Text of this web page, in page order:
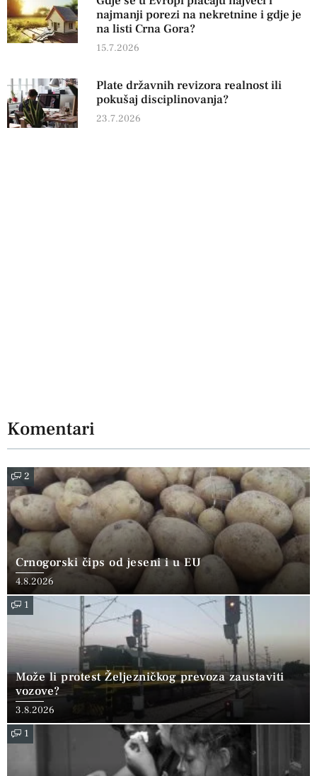
najmanji porezi na nekretnine i gdje je
na listi Crna Gora?
15.7.2026
Plate državnih revizora realnost ili
pokušaj disciplinovanja?
23.7.2026
Komentari
2
Crnogorski čips od jeseni i u EU
4.8.2026
1
Može li protest Željezničkog prevoza zaustaviti
vozove?
3.8.2026
1